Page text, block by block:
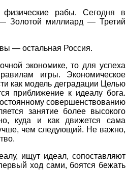
рабы. Сегодня в
Золотой миллиард — Третий
— остальная Россия.
экономике, то для успеха
игры. Экономическое
как модель деградации Целью
приближение к идеалу бога.
совершенствованию
занятие более высокого
куда и как движется сама
чем следующий. Не важно,
ищут идеал, сопоставляют
ход сами, боятся бежать